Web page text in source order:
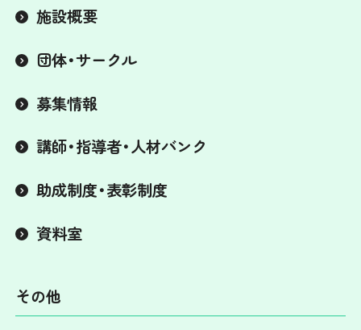
施設概要
団体・サークル
募集情報
講師・指導者・人材バンク
助成制度・表彰制度
資料室
その他